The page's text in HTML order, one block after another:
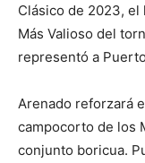
Clásico de 2023, el
Más Valioso del
representó a
Arenado reforzará
campocorto de los
conjunto boricua.